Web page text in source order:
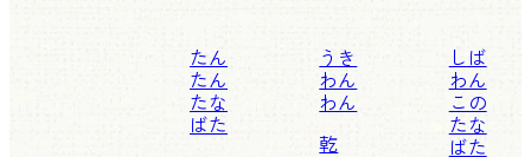
たん
たん
たな
ばた
うき
わん
わん
乾
しば
わん
この
たな
ばた